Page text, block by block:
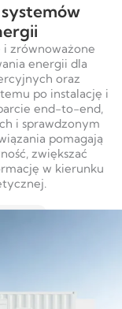
i zrównoważone
energii dla
oraz
po instalację i
end-to-end,
i sprawdzonym
pomagają
zwiększać
w kierunku